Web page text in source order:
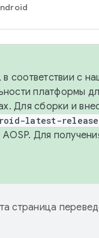
соответствии с
платформы
Для сборки и
latest-release
Для
страница